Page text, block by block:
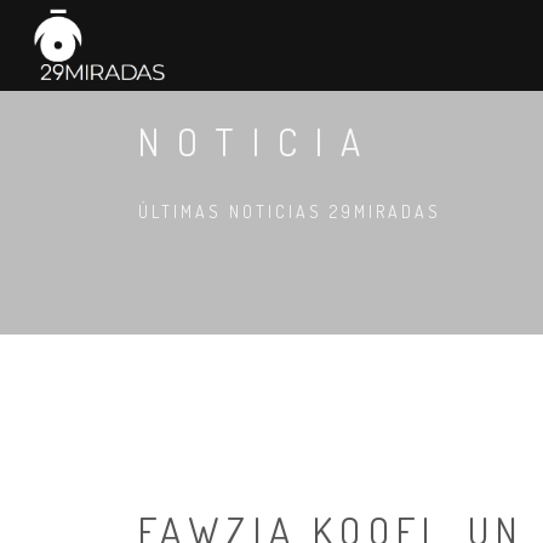
NOTICIA
ÚLTIMAS NOTICIAS 29MIRADAS
FAWZIA KOOFI, UN